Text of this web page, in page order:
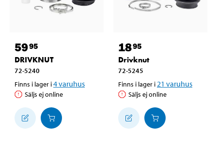
5995
DRIVKNUT
72-5240
Finns i lager i4varuhus
Säljs ej online
1895
Drivknut
72-5245
Finns i lager i 21 varuhus
Säljs ej online